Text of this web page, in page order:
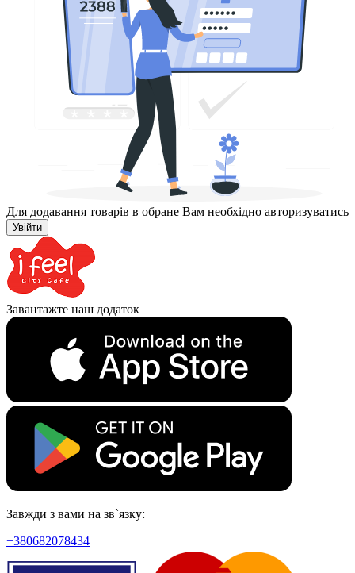
Для додавання товарів в обране Вам необхідно авторизуватись
Увійти
Завантажте наш додаток
Завжди з вами на зв`язку:
+380682078434